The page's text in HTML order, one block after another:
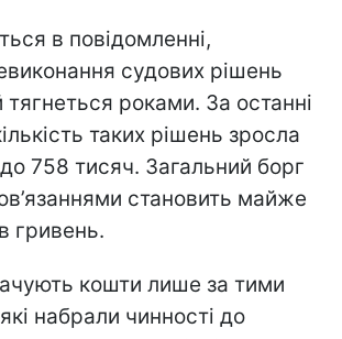
в повідомленні,
судових рішень
роками. За останні
таких рішень зросла
758 тисяч. Загальний борг
становить майже
гривень.
кошти лише за тими
набрали чинності до